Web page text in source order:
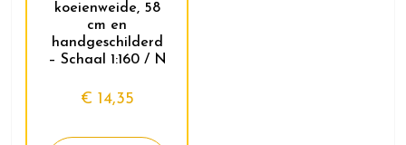
koeienweide, 58
cm en
handgeschilderd
– Schaal 1:160 / N
€ 14,35